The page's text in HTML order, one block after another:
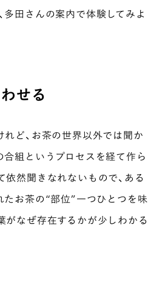
田さんの案内で体験してみよ
せる
ど、お茶の世界以外では聞か
組というプロセスを経て作ら
然聞きなれないもので、ある
たお茶の“部位”一つひとつを味
がなぜ存在するかが少しわかる